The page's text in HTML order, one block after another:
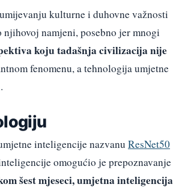
kulturne i duhovne važnosti
namjeni, posebno jer mnogi
koju tadašnja civilizacija nije
fenomenu, a tehnologija umjetne
inteligencije nazvanu ResNet50
omogućio je prepoznavanje
šest mjeseci, umjetna inteligencija